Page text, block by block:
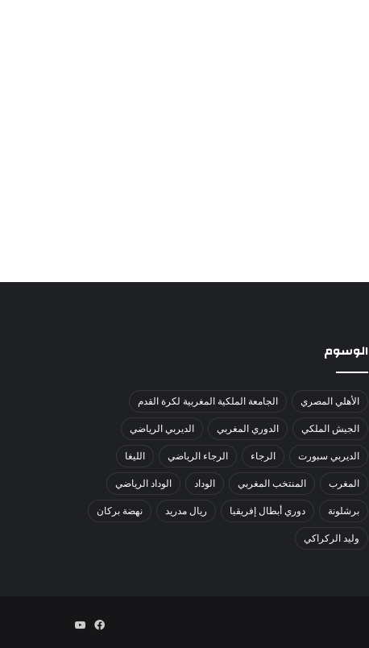
الوسوم
الأهلي المصري الجامعة الملكية المغربية لكرة القدم
الجيش الملكي الدوري المغربي الديربي الرياضي
الديربي سبورت الرجاء الرجاء الرياضي الليغا
المغرب المنتخب المغربي الوداد الوداد الرياضي
برشلونة دوري أبطال إفريقيا ريال مدريد نهضة بركان
وليد الركراكي
فيسبوك